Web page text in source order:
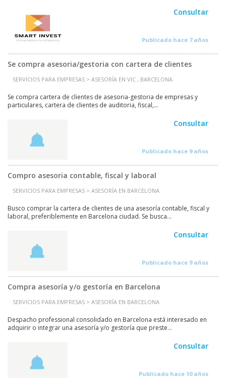
Consultar
Publicado hace 7 años
Se compra asesoria/gestoria con cartera de clientes
SERVICIOS PARA EMPRESAS > ASESORÍA EN VIC , BARCELONA
Se compra cartera de clientes de asesoria-gestoria de empresas y
particulares, cartera de clientes de auditoria, fiscal,...
Consultar
Publicado hace 9 años
Compro asesoria contable, fiscal y laboral
SERVICIOS PARA EMPRESAS > ASESORÍA EN BARCELONA
Busco comprar la cartera de clientes de una asesoría contable, fiscal y
laboral, preferiblemente en Barcelona ciudad. Se busca...
Consultar
Publicado hace 9 años
Compra asesoría y/o gestoría en Barcelona
SERVICIOS PARA EMPRESAS > ASESORÍA EN BARCELONA
Despacho professional consolidado en Barcelona está interesado en
adquirir o integrar una asesoría y/o gestoría que preste...
Consultar
Publicado hace 10 años